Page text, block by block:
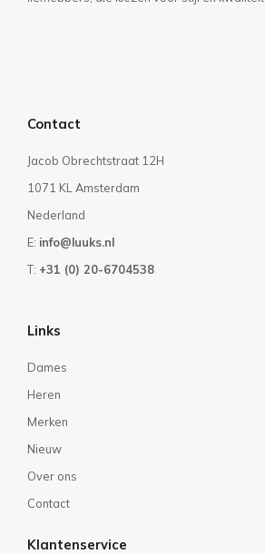
Contact
Jacob Obrechtstraat 12H
1071 KL Amsterdam
Nederland
E: info@luuks.nl
T: +31 (0) 20-6704538
Links
Dames
Heren
Merken
Nieuw
Over ons
Contact
Klantenservice